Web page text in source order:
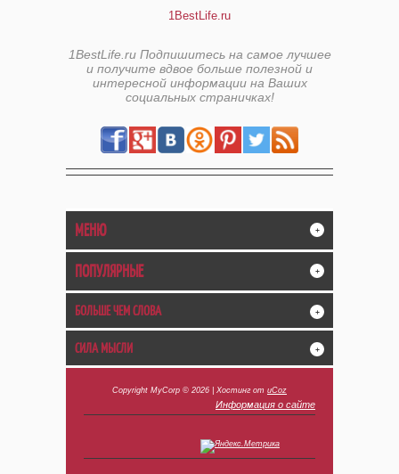
1BestLife.ru
1BestLife.ru Подпишитесь на самое лучшее
и получите вдвое больше полезной и
интересной информации на Ваших
социальных страничках!
МЕНЮ +
ПОПУЛЯРНЫЕ +
БОЛЬШЕ ЧЕМ СЛОВА +
СИЛА МЫСЛИ +
Copyright MyCorp © 2026 Хостинг от uCoz
Информация о сайте